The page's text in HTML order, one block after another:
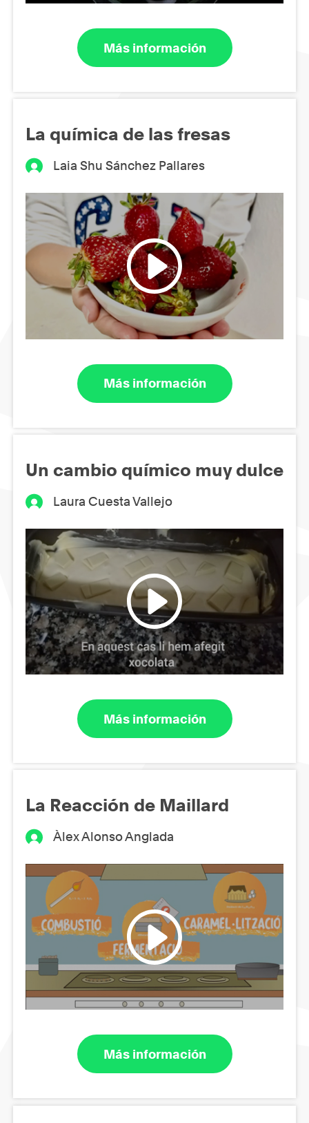
Más información
La química de las fresas
Laia Shu Sánchez Pallares
Más información
Un cambio químico muy dulce
Laura Cuesta Vallejo
Más información
La Reacción de Maillard
Àlex Alonso Anglada
Más información